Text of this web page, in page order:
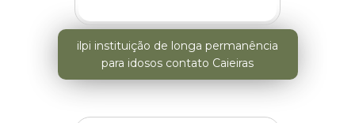
ilpi instituição de longa permanência
para idosos contato Caieiras